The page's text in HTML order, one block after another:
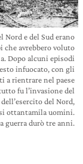
Nord e del Sud erano
che avrebbero voluto
Dopo alcuni episodi
infuocato, con gli
a rientrare nel paese
fu l’invasione del
del Nord,
ottantamila uomini.
guerra durò tre anni.